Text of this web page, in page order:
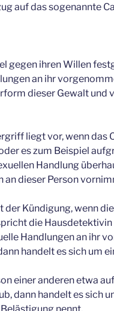
auf das sogenannte
gegen ihren Willen
an ihr
dieser Gewalt und
liegt vor, wenn
es zum Beispiel
Handlung
an dieser Person
der Kündigung, wenn
die
Handlungen an ihr
handelt es sich um
einer anderen etwa
dann handelt es sich